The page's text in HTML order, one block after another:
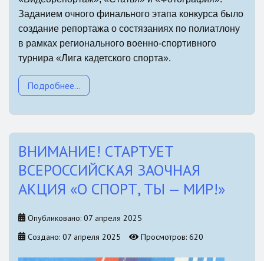
Заданием очного финального этапа конкурса было
создание репортажа о состязаниях по полиатлону
в рамках регионального военно-спортивного
турнира «Лига кадетского спорта».
Подробнее...
ВНИМАНИЕ! СТАРТУЕТ
ВСЕРОССИЙСКАЯ ЗАОЧНАЯ
АКЦИЯ «О СПОРТ, ТЫ — МИР!»
Опубликовано: 07 апреля 2025
Создано: 07 апреля 2025
Просмотров: 620